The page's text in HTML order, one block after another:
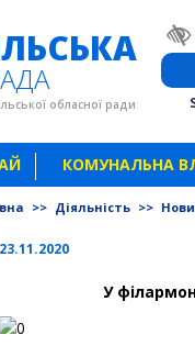
обласної ради
КОМУНАЛЬНА
>> Діяльність >>
23.11.2020
У